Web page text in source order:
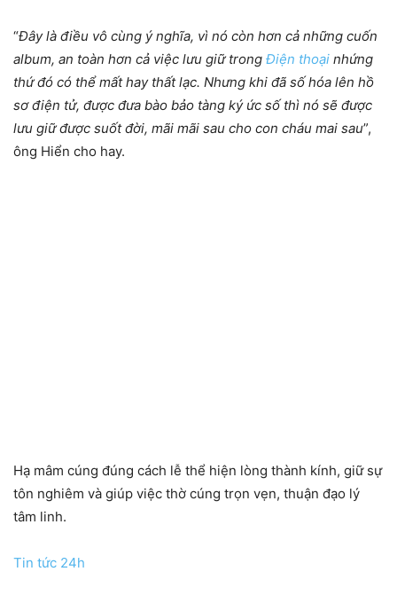
“Đây là điều vô cùng ý nghĩa, vì nó còn hơn cả những cuốn
album, an toàn hơn cả việc lưu giữ trong Điện thoại nhứng
thứ đó có thể mất hay thất lạc. Nhưng khi đã số hóa lên hồ
sơ điện tử, được đưa bào bảo tàng ký ức số thì nó sẽ được
lưu giữ được suốt đời, mãi mãi sau cho con cháu mai sau”,
ông Hiển cho hay.
Hạ mâm cúng đúng cách lễ thể hiện lòng thành kính, giữ sự
tôn nghiêm và giúp việc thờ cúng trọn vẹn, thuận đạo lý
tâm linh.
Tin tức 24h